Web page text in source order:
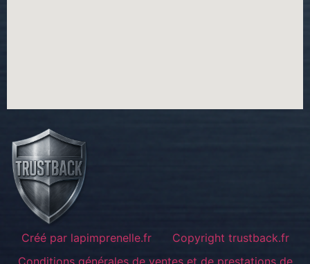
Créé par lapimprenelle.fr
Copyright trustback.fr
Conditions générales de ventes et de prestations de